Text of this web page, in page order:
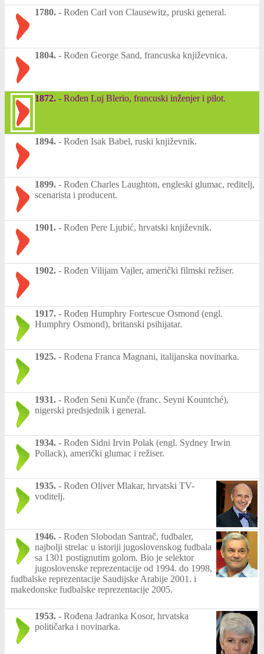
1780. - Rođen Carl von Clausewitz, pruski general.
1804. - Rođen George Sand, francuska književnica.
1872. - Rođen Luj Blerio, francuski inženjer i pilot.
1894. - Rođen Isak Babel, ruski književnik.
1899. - Rođen Charles Laughton, engleski glumac, reditelj,
scenarista i producent.
1901. - Rođen Pere Ljubić, hrvatski književnik.
1902. - Rođen Vilijam Vajler, američki filmski režiser.
1917. - Rođen Humphry Fortescue Osmond (engl.
Humphry Osmond), britanski psihijatar.
1925. - Rođena Franca Magnani, italijanska novinarka.
1931. - Rođen Seni Kunče (franc. Seyni Kountché),
nigerski predsjednik i general.
1934. - Rođen Sidni Irvin Polak (engl. Sydney Irwin
Pollack), američki glumac i režiser.
1935. - Rođen Oliver Mlakar, hrvatski TV-
voditelj.
1946. - Rođen Slobodan Santrač, fudbaler,
najbolji strelac u istoriji jugoslovenskog fudbala
sa 1301 postignutim golom. Bio je selektor
jugoslovenske reprezentacije od 1994. do 1998,
fudbalske reprezentacije Saudijske Arabije 2001. i
makedonske fudbalske reprezentacije 2005.
1953. - Rođena Jadranka Kosor, hrvatska
političarka i novinarka.